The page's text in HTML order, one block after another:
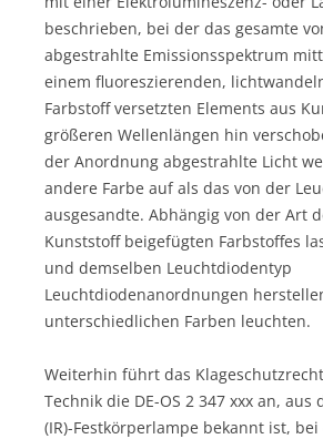
beschrieben, bei der das gesamte
abgestrahlte Emissionsspektrum
einem fluoreszierenden,
Farbstoff versetzten Elements aus
größeren Wellenlängen hin
der Anordnung abgestrahlte Licht
andere Farbe auf als das von der
ausgesandte. Abhängig von der Art
Kunststoff beigefügten Farbstoffes
und demselben Leuchtdiodentyp
Leuchtdiodenanordnungen
unterschiedlichen Farben leuchten.
Weiterhin führt das
Technik die DE-OS 2 347 xxx an,
(IR)-Festkörperlampe bekannt ist,